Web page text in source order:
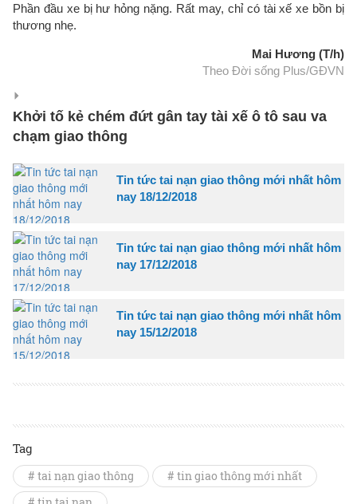
Phần đầu xe bị hư hỏng nặng. Rất may, chỉ có tài xế xe bồn bị
thương nhẹ.
Mai Hương (T/h)
Theo Đời sống Plus/GĐVN
Khởi tố kẻ chém đứt gân tay tài xế ô tô sau va
chạm giao thông
Tin tức tai nạn giao thông mới nhất hôm
nay 18/12/2018
Tin tức tai nạn giao thông mới nhất hôm
nay 17/12/2018
Tin tức tai nạn giao thông mới nhất hôm
nay 15/12/2018
Tag
# tai nạn giao thông
# tin giao thông mới nhất